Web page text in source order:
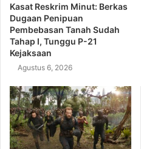
Kasat Reskrim Minut: Berkas
Dugaan Penipuan
Pembebasan Tanah Sudah
Tahap I, Tunggu P-21
Kejaksaan
Agustus 6, 2026